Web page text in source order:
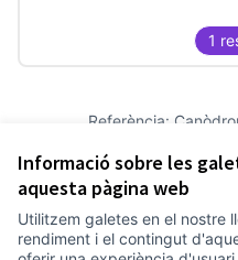
Informació sobre les
aquesta pàgina web
Utilitzem galetes en el nostre
rendiment i el contingut
1
Referència:
Termes i condicions d'ús
Configuració de les galetes